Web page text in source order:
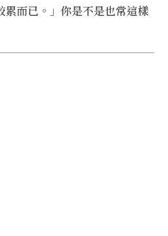
累而已。」你是不是也常這樣